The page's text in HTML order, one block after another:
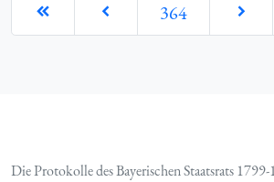
364
Die Protokolle des Bayerischen Staatsrats